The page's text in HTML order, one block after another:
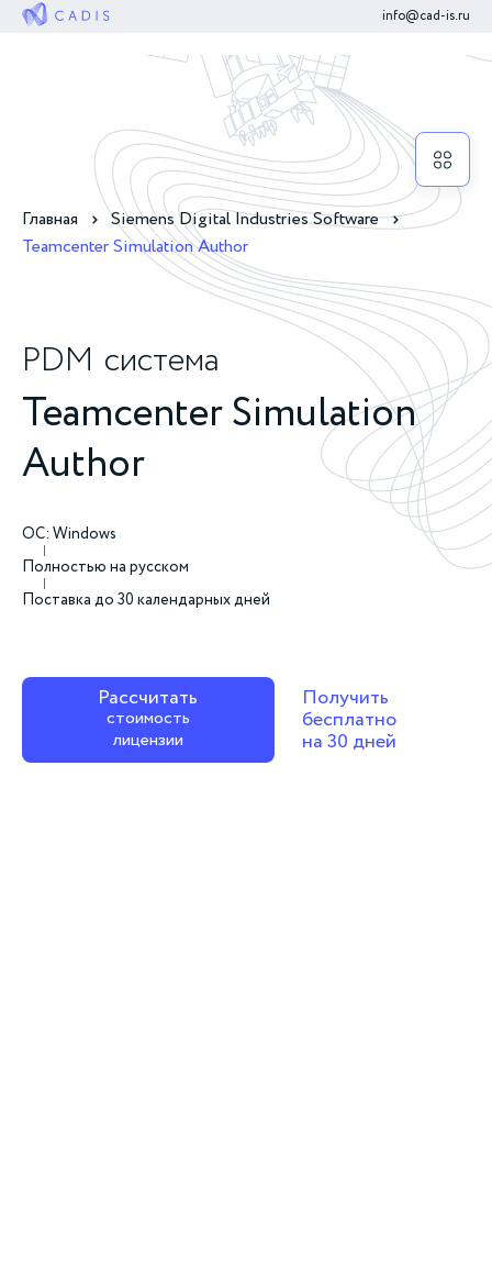
info@cad-is.ru
Главная
Siemens Digital Industries Software
Teamcenter Simulation Author
PDM система
Teamcenter Simulation
Author
ОС: Windows
Полностью на русском
Поставка до 30 календарных дней
Рассчитать
стоимость
лицензии
Получить
бесплатно
на 30 дней